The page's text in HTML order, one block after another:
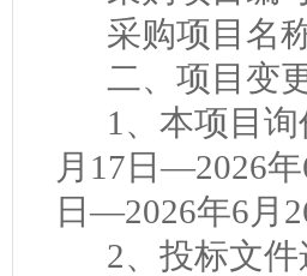
采购项目名
二、项目变
1 、本项目
月 17 日—2026年
日—2026年6 月
2、投标文